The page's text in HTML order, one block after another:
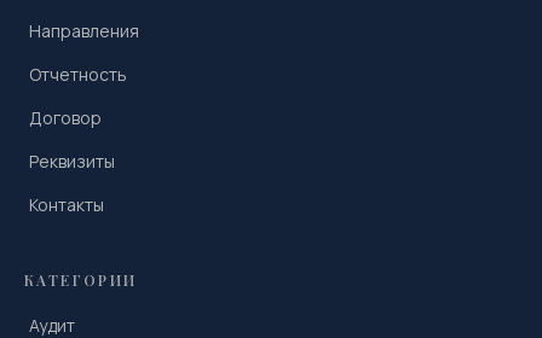
Направления
Отчетность
Договор
Реквизиты
Контакты
КАТЕГОРИИ
Аудит